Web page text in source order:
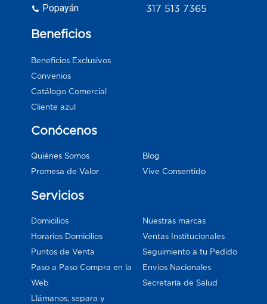
Popayán
317 513 7365
Beneficios
Beneficios Exclusivos
Convenios
Catálogo Comercial
Cliente azul
Conócenos
Quiénes Somos
Promesa de Valor
Blog
Vive Consentido
Servicios
Domicilios
Horarios Domicilios
Puntos de Venta
Paso a Paso Compra en la
Web
Llámanos, separa y
Nuestras marcas
Ventas Institucionales
Seguimiento a tu Pedido
Envios Nacionales
Secretaría de Salud